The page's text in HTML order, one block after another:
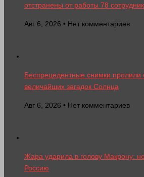
отстранены от работы 78
Авг 6, 2026 • Нет комментариев
Беспрецедентные снимки пролили
величайших загадок Солнца
Авг 6, 2026 • Нет комментариев
Жара ударила в голову Макрону:
Россию